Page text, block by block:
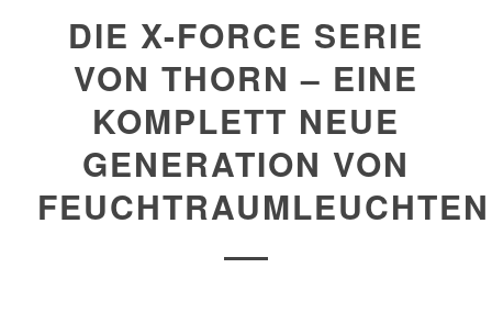
DIE X-FORCE SERIE
VON THORN – EINE
KOMPLETT NEUE
GENERATION VON
FEUCHTRAUMLEUCHTEN